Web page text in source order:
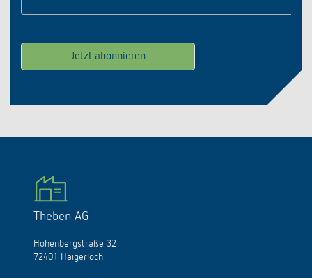
Theben AG
Hohenbergstraße 32
72401 Haigerloch